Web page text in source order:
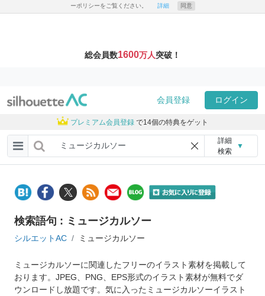
ーポリシーをご覧ください。 詳細 同意
総会員数1600万人突破！
会員登録 ログイン
プレミアム会員登録 で14個の特典をゲット
詳細
検索
▼
検索語句 : ミュージカルソー
シルエットAC ミュージカルソー
ミュージカルソーに関連したフリーのイラスト素材を掲載して
おります。JPEG、PNG、EPS形式のイラスト素材が無料でダ
ウンロードし放題です。気に入ったミュージカルソーイラスト